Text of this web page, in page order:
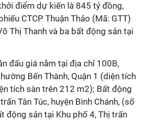
điểm dự kiến là 845 tỷ đồng,
CTCP Thuận Thảo (Mã: GTT)
Thị Thanh và ba bất động sản tại
đấu giá nằm tại địa chỉ 100B,
Bến Thành, Quận 1 (diện tích
tích sàn trên 212 m2); Bất động
Tân Túc, huyện Bình Chánh, (số
động sản tại Khu phố 4, Thị trấn